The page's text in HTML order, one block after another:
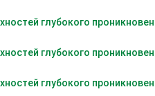
глубокого
глубокого
глубокого